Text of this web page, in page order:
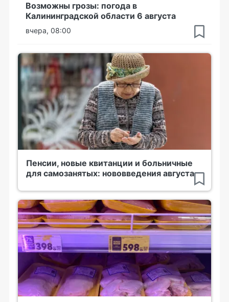
Возможны грозы: погода в
Калининградской области 6 августа
вчера, 08:00
Пенсии, новые квитанции и больничные
для самозанятых: нововведения августа